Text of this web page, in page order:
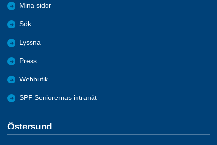
Mina sidor
Sök
Lyssna
Press
Webbutik
SPF Seniorernas intranät
Östersund